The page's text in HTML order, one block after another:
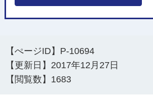
【ぺージID】 P-10694
【更新日】 2017年12月27日
【閲覧数】 1683